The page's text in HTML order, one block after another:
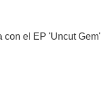
con el EP 'Uncut Gem'